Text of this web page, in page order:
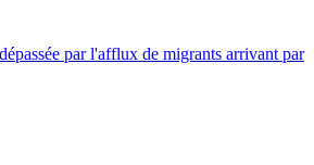
par l'afflux de migrants arrivant par